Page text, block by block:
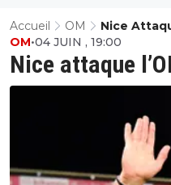
Accueil OM Nice
Nice attaque
OM•04 JUIN , 19:00